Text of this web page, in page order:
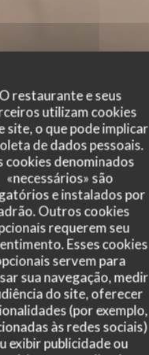
O restaurante e seus
utilizam cookies
site, o que pode implicar
de dados pessoais.
cookies denominados
«necessários» são
e instalados por
Outros cookies
requerem seu
Esses cookies
servem para
sua navegação, medir
do site, oferecer
(por exemplo,
às redes sociais)
exibir publicidade ou